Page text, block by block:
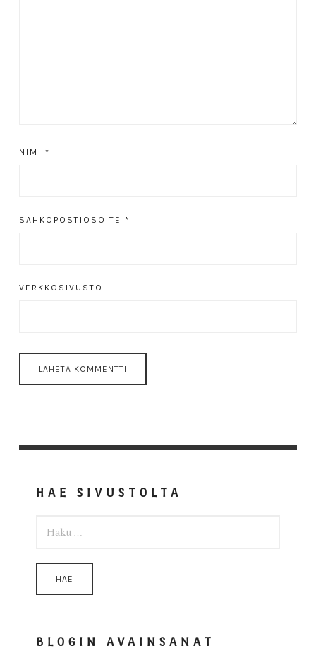
NIMI *
SÄHKÖPOSTIOSOITE *
VERKKOSIVUSTO
HAE SIVUSTOLTA
BLOGIN AVAINSANAT